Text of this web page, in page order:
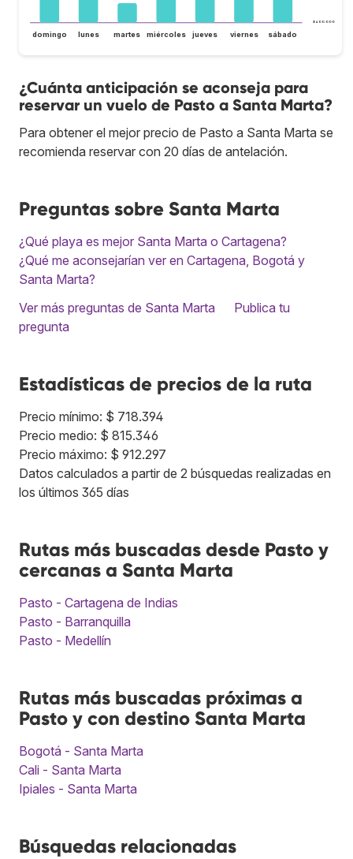
$ 400.000
domingo lunes martes miércoles jueves viernes sábado
¿Cuánta anticipación se aconseja para
reservar un vuelo de Pasto a Santa Marta?
Para obtener el mejor precio de Pasto a Santa Marta se
recomienda reservar con 20 días de antelación.
Preguntas sobre Santa Marta
¿Qué playa es mejor Santa Marta o Cartagena?
¿Qué me aconsejarían ver en Cartagena, Bogotá y
Santa Marta?
Ver más preguntas de Santa Marta
Publica tu
pregunta
Estadísticas de precios de la ruta
Precio mínimo: $ 718.394
Precio medio: $ 815.346
Precio máximo: $ 912.297
Datos calculados a partir de 2 búsquedas realizadas en
los últimos 365 días
Rutas más buscadas desde Pasto y
cercanas a Santa Marta
Pasto - Cartagena de Indias
Pasto - Barranquilla
Pasto - Medellín
Rutas más buscadas próximas a
Pasto y con destino Santa Marta
Bogotá - Santa Marta
Cali - Santa Marta
Ipiales - Santa Marta
Búsquedas relacionadas